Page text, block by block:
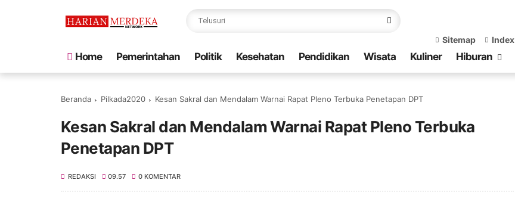
Sitemap Index
Home Pemerintahan Politik Kesehatan Pendidikan Wisata Kuliner Hiburan
Beranda Pilkada2020 Kesan Sakral dan Mendalam Warnai Rapat Pleno Terbuka Penetapan DPT
Kesan Sakral dan Mendalam Warnai Rapat Pleno Terbuka
Penetapan DPT
REDAKSI 09.57 0 KOMENTAR